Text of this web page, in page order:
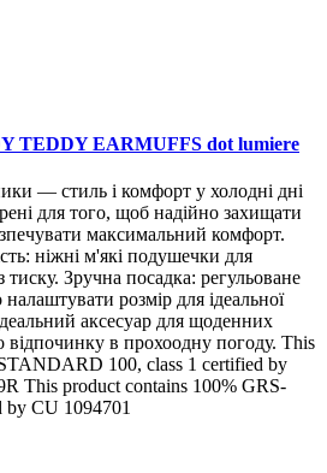
TEDDY EARMUFFS dot lumiere
— стиль і комфорт у холодні дні
для того, щоб надійно захищати
максимальний комфорт.
ніжні м'які подушечки для
Зручна посадка: регульоване
розмір для ідеальної
аксесуар для щоденних
відпочинку в прохоодну погоду. This
100, class 1 certified by
This product contains 100% GRS-
by CU 1094701